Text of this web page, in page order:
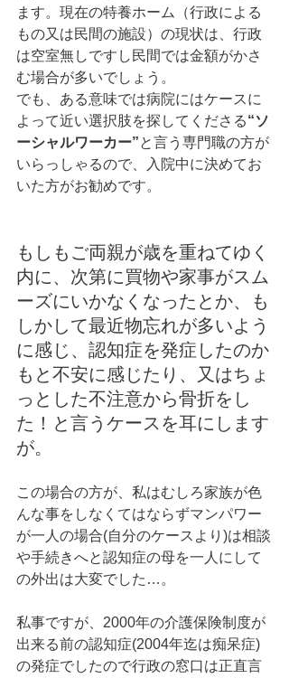
ます。現在の特養ホーム（行政による
もの又は民間の施設）の現状は、行政
は空室無しですし民間では金額がかさ
む場合が多いでしょう。
でも、ある意味では病院にはケースに
よって近い選択肢を探してくださる“ソ
ーシャルワーカー”と言う専門職の方が
いらっしゃるので、入院中に決めてお
いた方がお勧めです。
もしもご両親が歳を重ねてゆく
内に、次第に買物や家事がスム
ーズにいかなくなったとか、も
しかして最近物忘れが多いよう
に感じ、認知症を発症したのか
もと不安に感じたり、又はちょ
っとした不注意から骨折をし
た！と言うケースを耳にします
が。
この場合の方が、私はむしろ家族が色
んな事をしなくてはならずマンパワー
が一人の場合(自分のケースより)は相談
や手続きへと認知症の母を一人にして
の外出は大変でした…。
私事ですが、2000年の介護保険制度が
出来る前の認知症(2004年迄は痴呆症)
の発症でしたので行政の窓口は正直言